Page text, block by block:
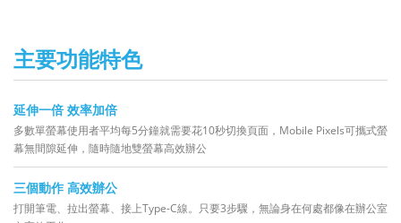
主要功能特色
延伸一倍 效率加倍
多數單螢幕使用者平均每5分鐘就需要花10秒切換頁面，Mobile Pixels可攜式螢
幕無間隙延伸，隨時隨地雙螢幕高效辦公
三個動作 高效辦公
打開筆電、拉出螢幕、接上Type-C線。只要3步驟，無論身在何處都像在辦公室